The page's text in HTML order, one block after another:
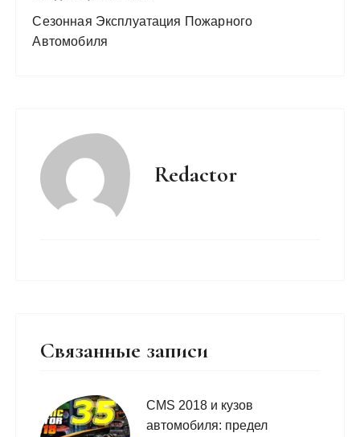
Сезонная Эксплуатация Пожарного
Автомобиля
Redactor
Связанные записи
CMS 2018 и кузов
автомобиля: предел